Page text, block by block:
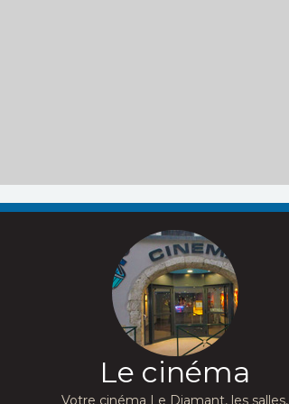
Le cinéma
Votre cinéma Le Diamant, les salles,